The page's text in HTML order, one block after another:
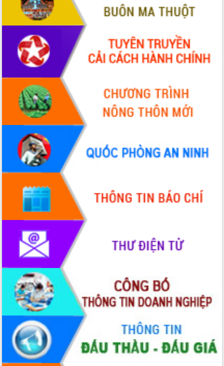
Gặp mặt các cơ quan báo chí nhân Kỷ
niệm 101 năm Ngày Báo chí Cách
mạng Việt Nam
Đắk Lắk sơ kết 4 năm triển khai thực
hiện Đề án 06 của Chính phủ
Họp báo thông tin về Hội nghị Công bố
Quy hoạch và Xúc tiến đầu tư tỉnh Đắk
Khơi thông điểm nghẽn, đẩy nhanh
giải ngân vốn khắc phục thiên tai
HĐND tỉnh thông qua điều chỉnh Quy
hoạch tỉnh thời kỳ 2021-2030
Hội thảo góp ý hồ sơ điều chỉnh quy
hoạch tỉnh Đắk Lắk thời kỳ 2021-2030,
tầm nhìn đến năm 2050
Nâng cao hiệu quả hoạt động của các
doanh nghiệp nhà nước
Hội nghị triển khai kết nối mạng
truyền số liệu chuyên dùng phục vụ cơ
quan Đảng, Nhà nước
Lễ phát động chuỗi hoạt động chung
tay làm sạch môi trường
Xã Ea Kar bước chuyển mình trong
công tác cải cách hành chính mô hình
UBND tỉnh họp báo định kỳ tháng 4
năm 2026
Hội thảo khoa học “Giải pháp thúc đẩy
phát triển nền kinh tế xanh tại tỉnh
Đắk Lắk”
Tăng cường giám sát, đôn đốc thực
hiện nhiệm vụ quản lý tài sản công
hàng tuần